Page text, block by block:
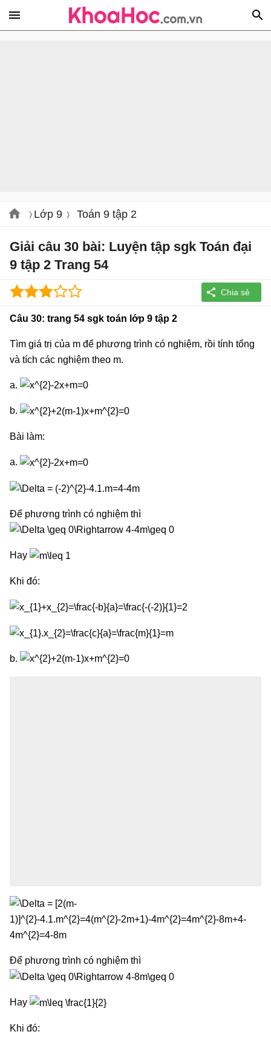
Lớp 9 Toán 9 tập 2
Giải câu 30 bài: Luyện tập sgk Toán đại
9 tập 2 Trang 54
Câu 30: trang 54 sgk toán lớp 9 tập 2
Tìm giá trị của m để phương trình có nghiệm, rồi tính tổng
và tích các nghiệm theo m.
a.
b.
Bài làm:
a.
Để phương trình có nghiệm thì
Hay
Khi đó:
b.
Để phương trình có nghiệm thì
Hay
Khi đó: